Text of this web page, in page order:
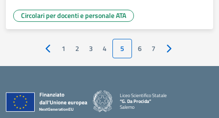
Circolari per docenti e personale ATA
Pagina precedente
1 2 3 4 5 6 7 Pagina
Liceo Scientifico Statale
“G. Da Procida”
Salerno